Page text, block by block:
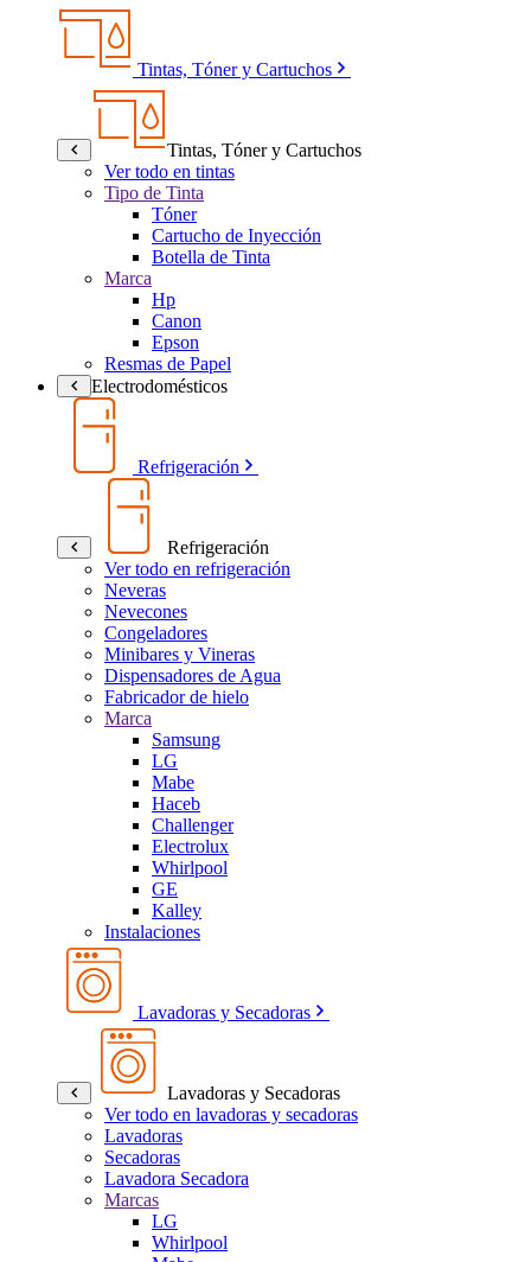
Tintas, Tóner y Cartuchos
Tintas, Tóner y Cartuchos
Ver todo en tintas
Tipo de Tinta
Tóner
Cartucho de Inyección
Botella de Tinta
Marca
Hp
Canon
Epson
Resmas de Papel
Electrodomésticos
Refrigeración
Refrigeración
Ver todo en refrigeración
Neveras
Nevecones
Congeladores
Minibares y Vineras
Dispensadores de Agua
Fabricador de hielo
Marca
Samsung
LG
Mabe
Haceb
Challenger
Electrolux
Whirlpool
GE
Kalley
Instalaciones
Lavadoras y Secadoras
Lavadoras y Secadoras
Ver todo en lavadoras y secadoras
Lavadoras
Secadoras
Lavadora Secadora
Marcas
LG
Whirlpool